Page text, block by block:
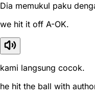
Dia memukul paku
we hit it off A-OK.
kami langsung cocok.
he hit the ball with